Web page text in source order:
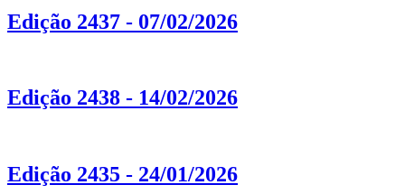
Edição 2437 - 07/02/2026
Edição 2438 - 14/02/2026
Edição 2435 - 24/01/2026